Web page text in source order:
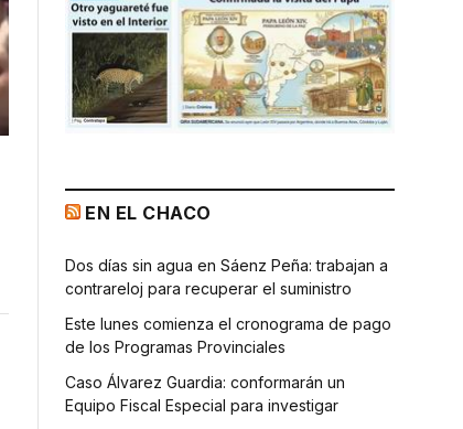
EN EL CHACO
Dos días sin agua en Sáenz Peña: trabajan a
contrareloj para recuperar el suministro
Este lunes comienza el cronograma de pago
de los Programas Provinciales
Caso Álvarez Guardia: conformarán un
Equipo Fiscal Especial para investigar